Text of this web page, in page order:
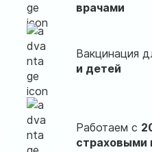
врачами
Вакцинация
и детей
Работаем с
страховыми